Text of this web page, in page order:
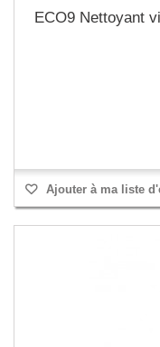
ECO9 Nettoyant
Ajouter à ma liste